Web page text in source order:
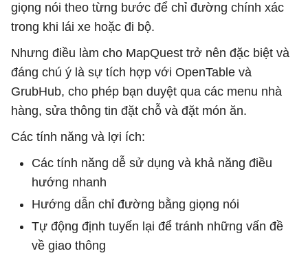
giọng nói theo từng bước để chỉ đường chính xác
trong khi lái xe hoặc đi bộ.
Nhưng điều làm cho MapQuest trở nên đặc biệt và
đáng chú ý là sự tích hợp với OpenTable và
GrubHub, cho phép bạn duyệt qua các menu nhà
hàng, sửa thông tin đặt chỗ và đặt món ăn.
Các tính năng và lợi ích:
Các tính năng dễ sử dụng và khả năng điều
hướng nhanh
Hướng dẫn chỉ đường bằng giọng nói
Tự động định tuyến lại để tránh những vấn đề
về giao thông